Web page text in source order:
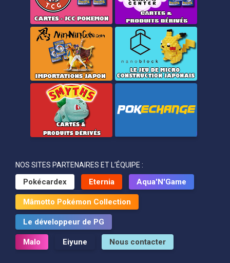
NOS SITES PARTENAIRES ET L’ÉQUIPE :
Pokécardex Eternia Aqua'N'Game
Mâmotto Pokémon Collection
Le développeur de PG
Malo Eiyune Nous contacter